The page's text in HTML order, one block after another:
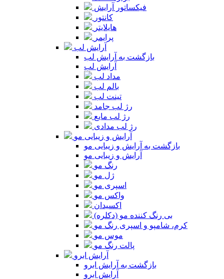
فیکساتور آرایش
کانتور
هایلایتر
پرایمر
آرایش لب
بازگشت به آرایش لب
آرایش لب
مداد لب
بالم لب
تینت لب
رژ لب جامد
رژ لب مایع
رژ لب مدادی
آرایش و زیبایی مو
بازگشت به آرایش و زیبایی مو
آرایش و زیبایی مو
رنگ مو
ژل مو
اسپری مو
واکس مو
اکسیدان
بی رنگ کننده مو (دکلره)
کرم، شامپو و اسپری رنگ مو
موس مو
پالت رنگ مو
آرایش ابرو
بازگشت به آرایش ابرو
آرایش ابرو